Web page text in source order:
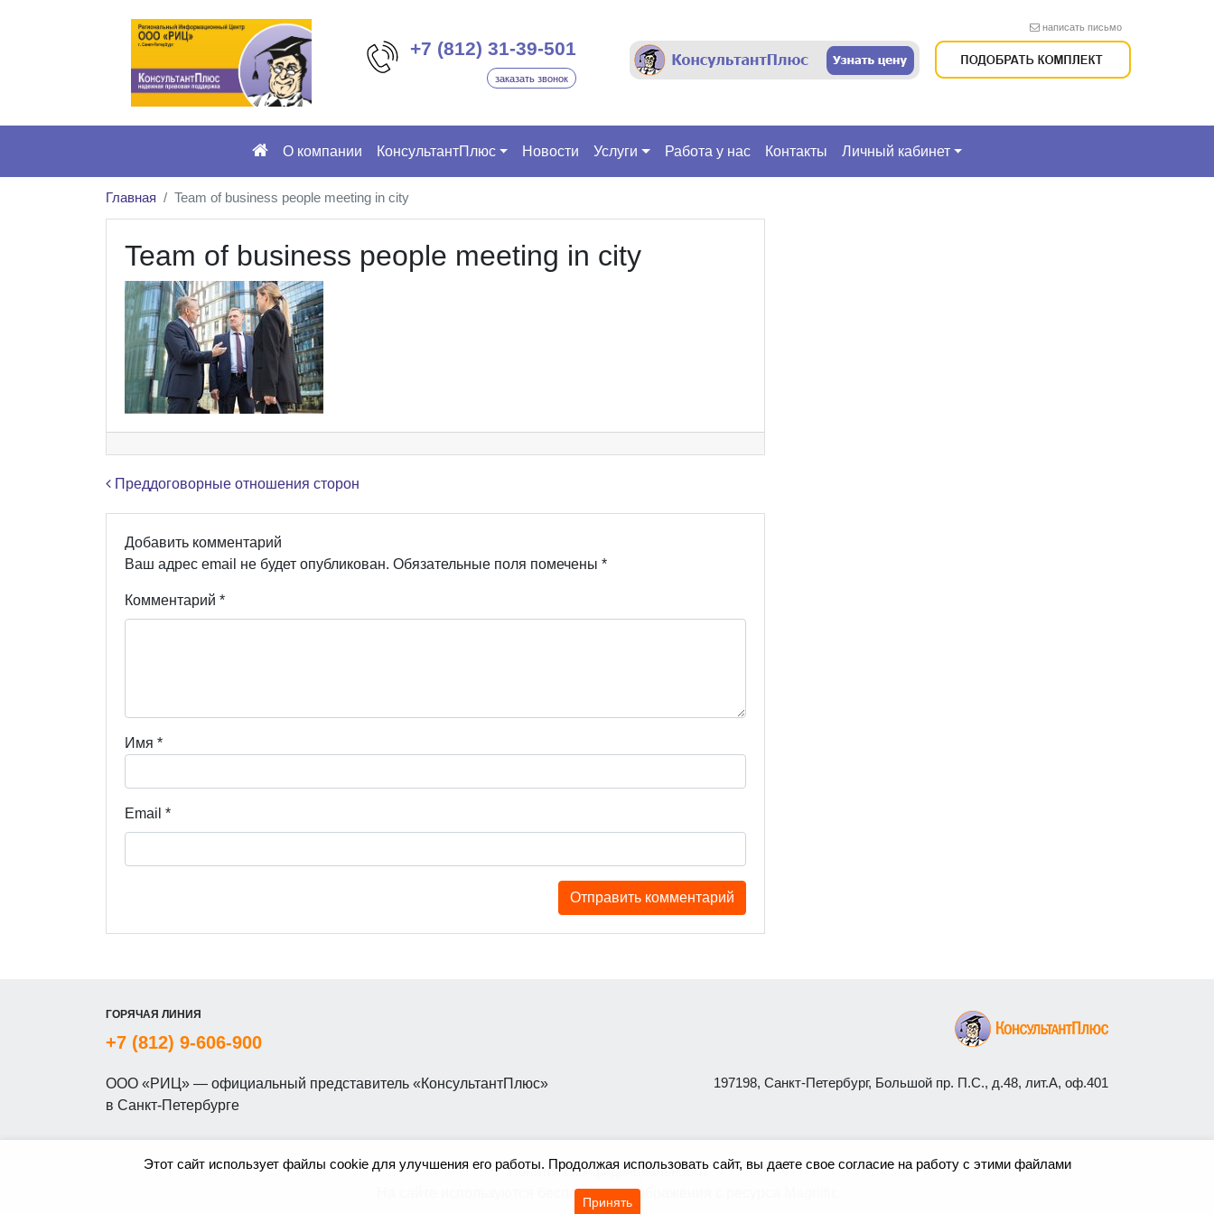
+7 (812) 31-39-501
заказать звонок
написать письмо
О компании КонсультантПлюс Новости Услуги Работа у нас Контакты Личный кабинет
Главная Team of business people meeting in city
Team of business people meeting in city
Навигация по записям
Преддоговорные отношения сторон
Добавить комментарий
Ваш адрес email не будет опубликован. Обязательные поля помечены *
Комментарий *
Имя *
Email *
ГОРЯЧАЯ ЛИНИЯ
+7 (812) 9-606-900
ООО «РИЦ» — официальный представитель «КонсультантПлюс»
в Санкт-Петербурге
197198, Санкт-Петербург, Большой пр. П.С., д.48, лит.А, оф.401
Политика конфиденциальности
На сайте используются бесплатные изображения с ресурса
Этот сайт использует файлы cookie для улучшения его работы. Продолжая использовать сайт, вы даете свое согласие на работу с этими файлами
Принять